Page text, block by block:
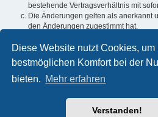
Diese Website nutzt Cookies, um
bestmöglichen Komfort bei der
bieten. Mehr erfahren
Verstanden!
bestehende Vertragsverhältnis mit
Die Änderungen gelten als anerkannt
den Änderungen zugestimmt hat.
Informationen über den Umgang mit
in der Datenschutzerklärung enthalten.
Powered byphpBB® Forum